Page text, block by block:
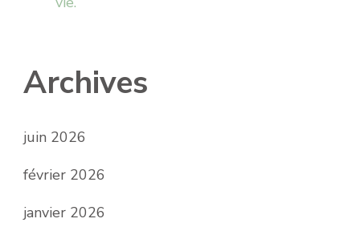
Archives
juin 2026
février 2026
janvier 2026